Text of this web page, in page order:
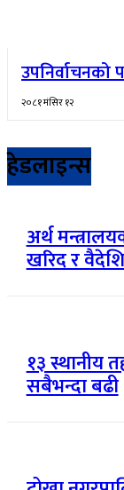
उपनिर्वाचनको
२०८१ मंसिर १२
हेडलाइन्स
अर्थ
खरिद र
१३ स्थानीय
सबैभन्दा बढी